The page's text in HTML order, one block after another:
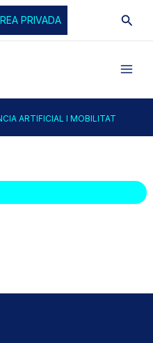
PRIVADA
ARTIFICIAL I MOBILITAT